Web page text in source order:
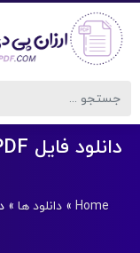
Home
»دانلود ها »